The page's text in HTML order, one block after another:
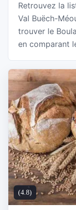
Retrouvez la
Val Buëch-
trouver le
en comparant
(4.8)